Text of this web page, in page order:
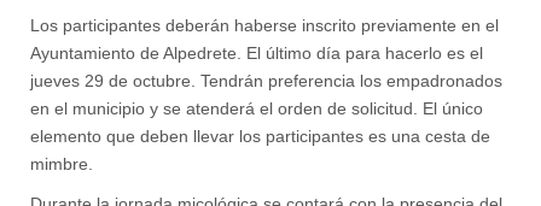
Los participantes deberán haberse inscrito previamente en el
Ayuntamiento de Alpedrete. El último día para hacerlo es el
jueves 29 de octubre. Tendrán preferencia los empadronados
en el municipio y se atenderá el orden de solicitud. El único
elemento que deben llevar los participantes es una cesta de
mimbre.